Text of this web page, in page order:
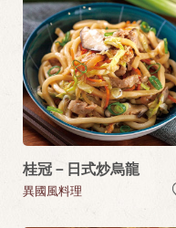
桂冠－日式炒烏龍
異國風料理